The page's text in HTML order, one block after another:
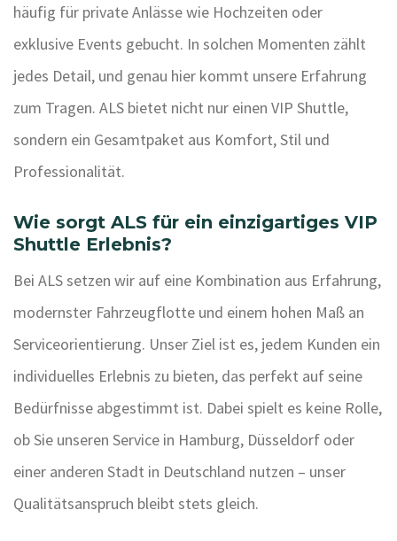
häufig für private Anlässe wie Hochzeiten oder
exklusive Events gebucht. In solchen Momenten zählt
jedes Detail, und genau hier kommt unsere Erfahrung
zum Tragen. ALS bietet nicht nur einen VIP Shuttle,
sondern ein Gesamtpaket aus Komfort, Stil und
Professionalität.
Wie sorgt ALS für ein einzigartiges VIP
Shuttle Erlebnis?
Bei ALS setzen wir auf eine Kombination aus Erfahrung,
modernster Fahrzeugflotte und einem hohen Maß an
Serviceorientierung. Unser Ziel ist es, jedem Kunden ein
individuelles Erlebnis zu bieten, das perfekt auf seine
Bedürfnisse abgestimmt ist. Dabei spielt es keine Rolle,
ob Sie unseren Service in Hamburg, Düsseldorf oder
einer anderen Stadt in Deutschland nutzen – unser
Qualitätsanspruch bleibt stets gleich.